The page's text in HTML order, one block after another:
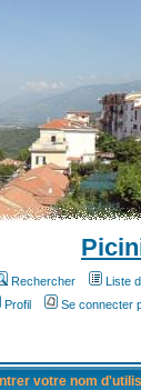
Rechercher Liste
Profil
Se connecter
votre nom